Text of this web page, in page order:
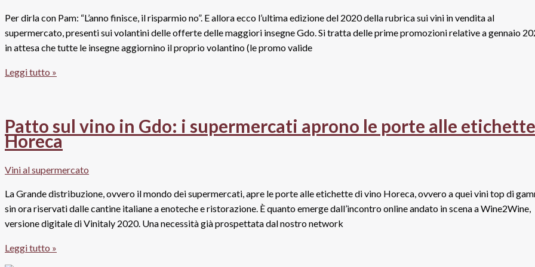
Rossa
Per dirla con Pam: “L’anno finisce, il risparmio no”. E allora ecco l’ultima edizione del 2020 della rubrica sui vini in vendita al
supermercato, presenti sui volantini delle offerte delle maggiori insegne Gdo. Si tratta delle prime promozioni relative a gennaio
in attesa che tutte le insegne aggiornino il proprio volantino (le promo valide
Vini
volantini
del
il
2021
parte
fiacco
Leggi tutto »
Patto sul vino in Gdo: i supermercati aprono le porte alle etichette
Horeca
Vini al supermercato
La Grande distribuzione, ovvero il mondo dei supermercati, apre le porte alle etichette di vino Horeca, ovvero a quei vini top di
sin ora riservati dalle cantine italiane a enoteche e ristorazione. È quanto emerge dall’incontro online andato in scena a Wine2Wine,
versione digitale di Vinitaly 2020. Una necessità già prospettata dal nostro network
Patto
sul
Leggi tutto »